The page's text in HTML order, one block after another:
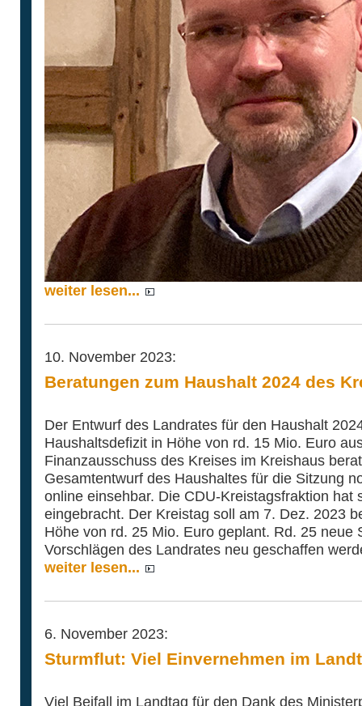
weiter lesen...
10. November 2023:
Beratungen zum Haushalt 2024 des
Der Entwurf des Landrates für den Haushalt
Haushaltsdefizit in Höhe von rd. 15 Mio. Euro
Finanzausschuss des Kreises im Kreishaus
Gesamtentwurf des Haushaltes für die Sitzung
online einsehbar. Die CDU-Kreistagsfraktion hat
eingebracht. Der Kreistag soll am 7. Dez. 2023
Höhe von rd. 25 Mio. Euro geplant. Rd. 25 neue
Vorschlägen des Landrates neu geschaffen
weiter lesen...
6. November 2023:
Sturmflut: Viel Einvernehmen im
Viel Beifall im Landtag für den Dank des